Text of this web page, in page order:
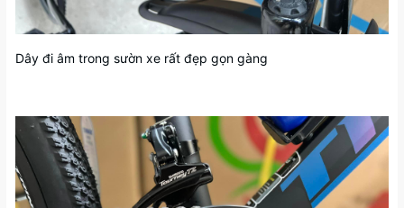
Dây đi âm trong sườn xe rất đẹp gọn gàng